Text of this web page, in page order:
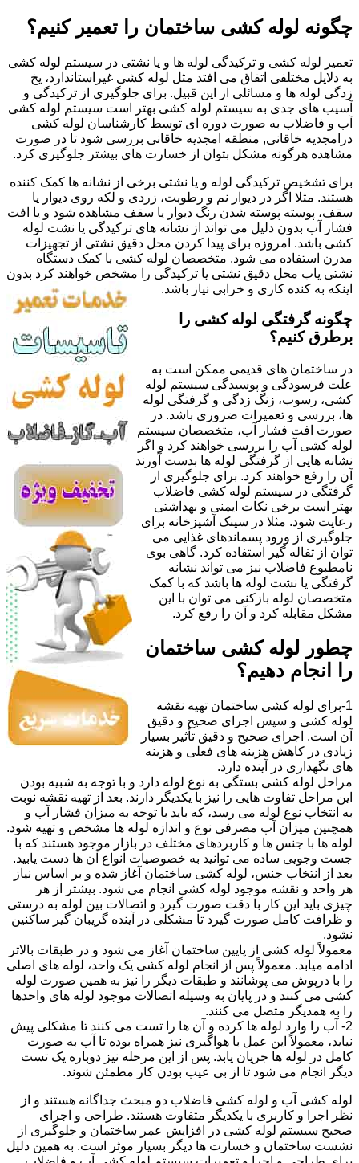
چگونه لوله کشی ساختمان را تعمیر کنیم؟
تعمیر لوله کشی و ترکیدگی لوله ها و یا نشتی در سیستم لوله کشی
به دلایل مختلفی اتفاق می افتد مثل لوله کشی غیراستاندارد، یخ
زدگی لوله ها و مسائلی از این قبیل. برای جلوگیری از ترکیدگی و
آسیب های جدی به سیستم لوله کشی بهتر است سیستم لوله کشی
آب و فاضلاب به صورت دوره ای توسط کارشناسان لوله کشی
درامجدیه خاقانی, منطقه امجدیه خاقانی بررسی شود تا در صورت
مشاهده هرگونه مشکل بتوان از خسارت های بیشتر جلوگیری کرد.
برای تشخیص ترکیدگی لوله و یا نشتی برخی از نشانه ها کمک کننده
هستند. مثلا اگر در دیوار نم و رطوبت، زردی و لکه روی دیوار یا
سقف، پوسته پوسته شدن رنگ دیوار یا سقف مشاهده شود و یا افت
فشار آب بدون دلیل می تواند از نشانه های ترکیدگی یا نشت لوله
کشی باشد. امروزه برای پیدا کردن محل دقیق نشتی از تجهیزات
مدرن استفاده می شود. متخصصان لوله کشی با کمک دستگاه
نشتی یاب محل دقیق نشتی یا ترکیدگی را مشخص خواهند کرد بدون
اینکه به کنده کاری و خرابی نیاز باشد.
چگونه گرفتگی لوله کشی را
برطرق کنیم؟
در ساختمان های قدیمی ممکن است به
علت فرسودگی و پوسیدگی سیستم لوله
کشی، رسوب، زنگ زدگی و گرفتگی لوله
ها، بررسی و تعمیرات ضروری باشد. در
صورت افت فشار آب، متخصصان سیستم
لوله کشی آب را بررسی خواهند کرد و اگر
نشانه هایی از گرفتگی لوله ها بدست آورند
آن را رفع خواهند کرد. برای جلوگیری از
گرفتگی در سیستم لوله کشی فاضلاب
بهتر است برخی نکات ایمنی و بهداشتی
رعایت شود. مثلا در سینک آشپزخانه برای
جلوگیری از ورود پسماندهای غذایی می
توان از تفاله گیر استفاده کرد. گاهی بوی
نامطبوع فاضلاب نیز می تواند نشانه
گرفتگی یا نشت لوله ها باشد که با کمک
متخصصان لوله بازکنی می توان با این
مشکل مقابله کرد و آن را رفع کرد.
چطور لوله کشی ساختمان
را انجام دهیم؟
1-برای لوله کشی ساختمان تهیه نقشه
لوله کشی و سپس اجرای صحیح و دقیق
آن است. اجرای صحیح و دقیق تأثیر بسیار
زیادی در کاهش هزینه های فعلی و هزینه
های نگهداری در آینده دارد.
مراحل لوله کشی بستگی به نوع لوله دارد و با توجه به شبیه بودن
این مراحل تفاوت هایی را نیز با یکدیگر دارند. بعد از تهیه نقشه نوبت
به انتخاب نوع لوله می رسد، که باید با توجه به میزان فشار آب و
همچنین میزان آب مصرفی نوع و اندازه لوله ها مشخص و تهیه شود.
لوله ها با جنس ها و کاربردهای مختلف در بازار موجود هستند که با
جست وجویی ساده می توانید به خصوصیات انواع آن ها دست یابید.
بعد از انتخاب جنس، لوله کشی ساختمان آغاز شده و بر اساس نیاز
هر واحد و نقشه موجود لوله کشی انجام می شود. بیشتر از هر
چیزی باید این کار با دقت صورت گیرد و اتصالات بین لوله به درستی
و ظرافت کامل صورت گیرد تا مشکلی در آینده گریبان گیر ساکنین
نشود.
معمولاً لوله کشی از پایین ساختمان آغاز می شود و در طبقات بالاتر
ادامه میابد. معمولاً پس از انجام لوله کشی یک واحد، لوله های اصلی
را با درپوش می پوشانند و طبقات دیگر را نیز به همین صورت لوله
کشی می کنند و در پایان به وسیله اتصالات موجود لوله های واحدها
را به همدیگر متصل می کنند.
2- آب را وارد لوله ها کرده و آن ها را تست می کنند تا مشکلی پیش
نیاید، معمولاً این عمل با هواگیری نیز همراه بوده تا آب به صورت
کامل در لوله ها جریان یابد. پس از این مرحله نیز دوباره یک تست
دیگر انجام می شود تا از بی عیب بودن کار مطمئن شوند.
لوله کشی آب و لوله کشی فاضلاب دو مبحث جداگانه هستند و از
نظر اجرا و کاربری با یکدیگر متفاوت هستند. طراحی و اجرای
صحیح سیستم لوله کشی در افزایش عمر ساختمان و جلوگیری از
نشست ساختمان و خسارت ها دیگر بسیار موثر است. به همین دلیل